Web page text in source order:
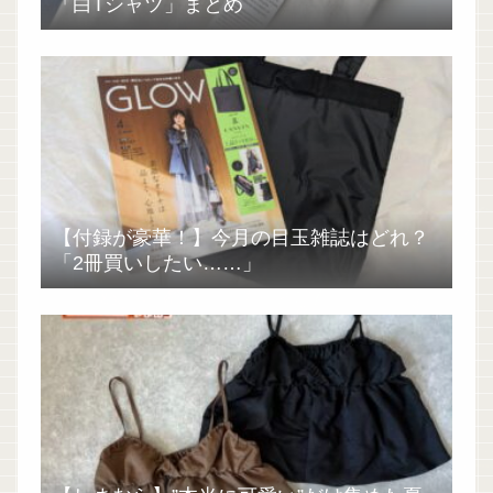
「白Tシャツ」まとめ
【付録が豪華！】今月の目玉雑誌はどれ？
「2冊買いしたい……」